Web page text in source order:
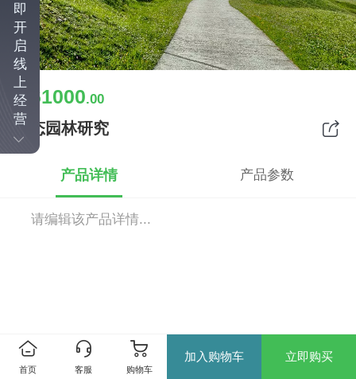
￥ 61000.00
生态园林研究
产品详情 产品参数
请编辑该产品详情...
首页 客服 购物车
加入购物车 立即购买
即
开
启
线
上
经
营